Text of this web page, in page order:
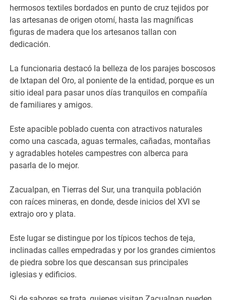
hermosos textiles bordados en punto de cruz tejidos por
las artesanas de origen otomí, hasta las magníficas
figuras de madera que los artesanos tallan con
dedicación.
La funcionaria destacó la belleza de los parajes boscosos
de Ixtapan del Oro, al poniente de la entidad, porque es un
sitio ideal para pasar unos días tranquilos en compañía
de familiares y amigos.
Este apacible poblado cuenta con atractivos naturales
como una cascada, aguas termales, cañadas, montañas
y agradables hoteles campestres con alberca para
pasarla de lo mejor.
Zacualpan, en Tierras del Sur, una tranquila población
con raíces mineras, en donde, desde inicios del XVI se
extrajo oro y plata.
Este lugar se distingue por los típicos techos de teja,
inclinadas calles empedradas y por los grandes cimientos
de piedra sobre los que descansan sus principales
iglesias y edificios.